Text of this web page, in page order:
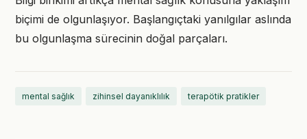
biçimi de olgunlaşıyor. Başlangıçtaki yanılgılar aslında
bu olgunlaşma sürecinin doğal parçaları.
mental sağlık zihinsel dayanıklılık terapötik pratikler